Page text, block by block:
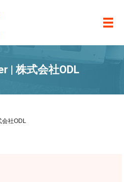
メ
| 株式会社ODL
会社ODL